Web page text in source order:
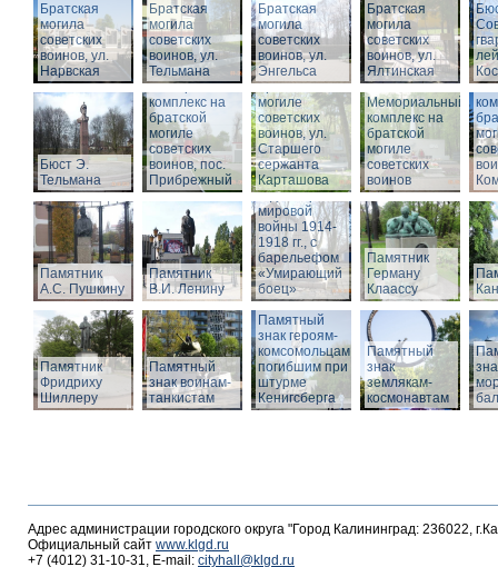
Братская
могила
советских
воинов, ул.
Нарвская
Братская
могила
советских
воинов, ул.
Тельмана
Братская
могила
советских
воинов, ул.
Энгельса
Братская
могила
советских
воинов, ул.
Ялтинская
Бюст Э.
Тельмана
Мемориальный
комплекс на
братской
могиле
советских
воинов, пос.
Прибрежный
Мемориальный
комплекс на
братской
могиле
советских
воинов, ул.
Старшего
сержанта
Карташова
Мемориальный
комплекс на
братской
могиле
советских
воинов
Памятник
А.С. Пушкину
Памятник
В.И. Ленину
Памятник
воинам,
погибшим в
годы Первой
мировой
войны 1914-
1918 гг., с
барельефом
«Умирающий
боец»
Памятник
Герману
Клаассу
Памятник
Фридриху
Шиллеру
Памятный
знак воинам-
танкистам
Памятный
знак героям-
комсомольцам,
погибшим при
штурме
Кенигсберга
Памятный
знак
землякам-
космонавтам
Адрес администрации городского округа "Город Калининград: 236022,
Официальный сайт www.klgd.ru
+7 (4012) 31-10-31, E-mail: cityhall@klgd.ru